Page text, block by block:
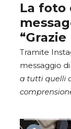
La foto
Tramite
messaggio
a tutti quelli